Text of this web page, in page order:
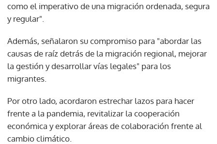
como el imperativo de una migración ordenada, segura
y regular".
Además, señalaron su compromiso para "abordar las
causas de raíz detrás de la migración regional, mejorar
la gestión y desarrollar vías legales" para los
migrantes.
Por otro lado, acordaron estrechar lazos para hacer
frente a la pandemia, revitalizar la cooperación
económica y explorar áreas de colaboración frente al
cambio climático.